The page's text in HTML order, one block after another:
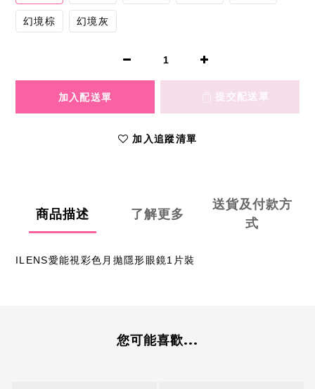
幻境棕 幻境灰
加入追蹤清單
商品描述 了解更多
送貨及付款方
式
ILENS愛能視彩色月拋隱形眼鏡1片裝
您可能喜歡...